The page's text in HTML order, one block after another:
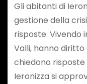
Gli abitanti di
gestione della
risposte. Vivendo
Valli, hanno diritto
chiedono risposte
Ieronizza si